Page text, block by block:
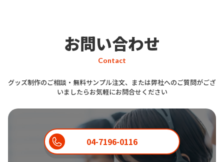
お問い合わせ
Contact
グッズ制作のご相談・無料サンプル注文、または弊社へのご質問がござ
いましたらお気軽にお問合せください
04-7196-0116